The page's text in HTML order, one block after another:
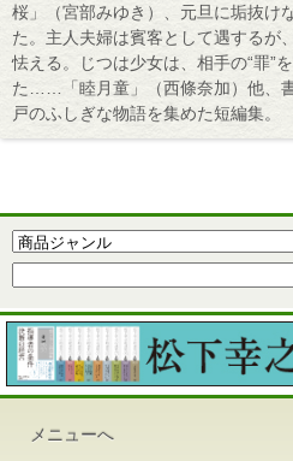
桜」（宮部みゆき）、元旦に垢抜け
た。主人夫婦は賓客として遇するが
怯える。じつは少女は、相手の“罪”
た……「睦月童」（西條奈加）他、
戸のふしぎな物語を集めた短編集。
メニューへ